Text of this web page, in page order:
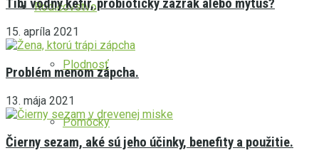
Rodičovstvo
Plodnosť
Pomôcky
Tibi vodný kefír, probiotický zázrak alebo mýtus?
15. apríla 2021
Problém menom zápcha.
13. mája 2021
Čierny sezam, aké sú jeho účinky, benefity a použitie.